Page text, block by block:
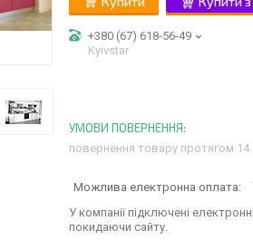
+380 (67) 618-56-49
Kyivstar
повернення товару протягом 14
У компанії підключені
покидаючи сайту.